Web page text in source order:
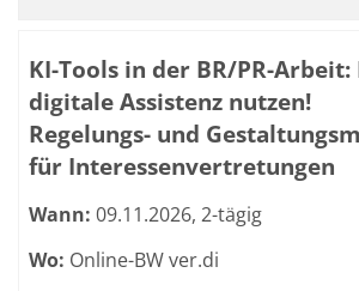
KI-Tools in der BR/PR-Arbeit:
digitale Assistenz nutzen!
Regelungs- und
für Interessenvertretungen
Wann: 09.11.2026, 2-tägig
Wo: Online-BW ver.di